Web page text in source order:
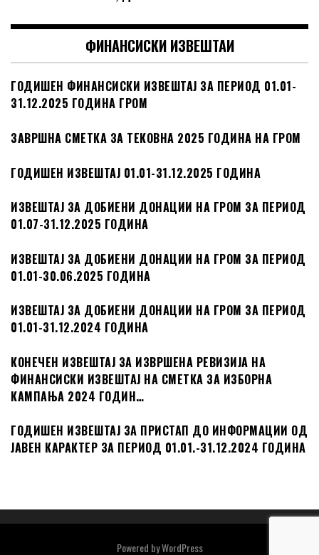
ФИНАНСИСКИ ИЗВЕШТАИ
ГОДИШЕН ФИНАНСИСКИ ИЗВЕШТАЈ ЗА ПЕРИОД 01.01-
31.12.2025 ГОДИНА ГРОМ
ЗАВРШНА СМЕТКА ЗА ТЕКОВНА 2025 ГОДИНА НА ГРОМ
ГОДИШЕН ИЗВЕШТАЈ 01.01-31.12.2025 ГОДИНА
ИЗВЕШТАЈ ЗА ДОБИЕНИ ДОНАЦИИ НА ГРОМ ЗА ПЕРИОД
01.07-31.12.2025 ГОДИНА
ИЗВЕШТАЈ ЗА ДОБИЕНИ ДОНАЦИИ НА ГРОМ ЗА ПЕРИОД
01.01-30.06.2025 ГОДИНА
ИЗВЕШТАЈ ЗА ДОБИЕНИ ДОНАЦИИ НА ГРОМ ЗА ПЕРИОД
01.01-31.12.2024 ГОДИНА
КОНЕЧЕН ИЗВЕШТАЈ ЗА ИЗВРШЕНА РЕВИЗИЈА НА
ФИНАНСИСКИ ИЗВЕШТАЈ НА СМЕТКА ЗА ИЗБОРНА
КАМПАЊА 2024 ГОДИН…
ГОДИШЕН ИЗВЕШТАЈ ЗА ПРИСТАП ДО ИНФОРМАЦИИ ОД
ЈАВЕН КАРАКТЕР ЗА ПЕРИОД 01.01.-31.12.2024 ГОДИНА
Powered byWordPress